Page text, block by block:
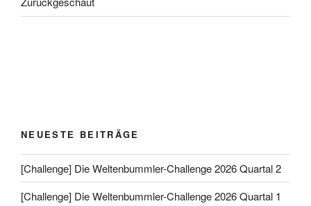
NEUESTE BEITRÄGE
[Challenge] Die Weltenbummler-Challenge 2026 Quartal 2
[Challenge] Die Weltenbummler-Challenge 2026 Quartal 1